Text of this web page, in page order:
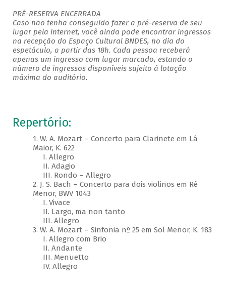
PRÉ-RESERVA ENCERRADA
Caso não tenha conseguido fazer a pré-reserva de seu
lugar pela internet, você ainda pode encontrar ingressos
na recepção do Espaço Cultural BNDES, no dia do
espetáculo, a partir das 18h. Cada pessoa receberá
apenas um ingresso com lugar marcado, estando o
número de ingressos disponíveis sujeito à lotação
máxima do auditório.
Repertório:
1. W. A. Mozart – Concerto para Clarinete em Lá
Maior, K. 622
I. Allegro
II. Adagio
III. Rondo – Allegro
2. J. S. Bach – Concerto para dois violinos em Ré
Menor, BWV 1043
I. Vivace
II. Largo, ma non tanto
III. Allegro
3. W. A. Mozart – Sinfonia nº 25 em Sol Menor, K. 183
I. Allegro com Brio
II. Andante
III. Menuetto
IV. Allegro